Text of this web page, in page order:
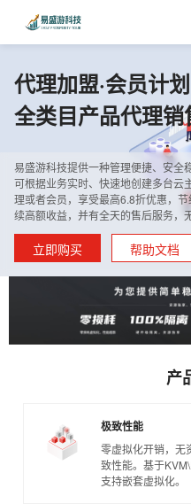
代理加盟·会员计划
全类目产品代理
易盛游科技提供一种管理便捷、安全
可根据业务实时、快速地创建多台云
理或者会员，享受最高6.8折优惠，
续高额收益，并有全天的售后服务，
立即购买 帮助文档
产
极致性能
零虚拟化开销，无
致性能。基于
支持嵌套虚拟化。